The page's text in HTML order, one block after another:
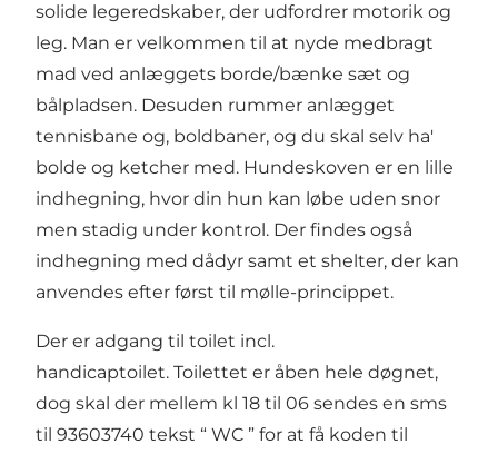
solide legeredskaber, der udfordrer motorik og
leg. Man er velkommen til at nyde medbragt
mad ved anlæggets borde/bænke sæt og
bålpladsen. Desuden rummer anlægget
tennisbane og, boldbaner, og du skal selv ha'
bolde og ketcher med. Hundeskoven er en lille
indhegning, hvor din hun kan løbe uden snor
men stadig under kontrol. Der findes også
indhegning med dådyr samt et shelter, der kan
anvendes efter først til mølle-princippet.
Der er adgang til toilet incl.
handicaptoilet. Toilettet er åben hele døgnet,
dog skal der mellem kl 18 til 06 sendes en sms
til 93603740 tekst “ WC ” for at få koden til